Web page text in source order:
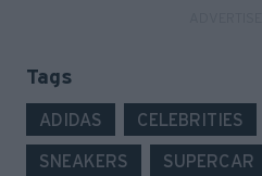
Tags
ADIDAS CELEBRITIES
SNEAKERS SUPERCAR